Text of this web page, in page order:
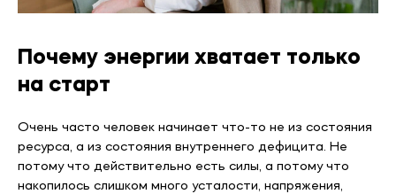
Почему энергии хватает только
на старт
Очень часто человек начинает что-то не из состояния
ресурса, а из состояния внутреннего дефицита. Не
потому что действительно есть силы, а потому что
накопилось слишком много усталости, напряжения,